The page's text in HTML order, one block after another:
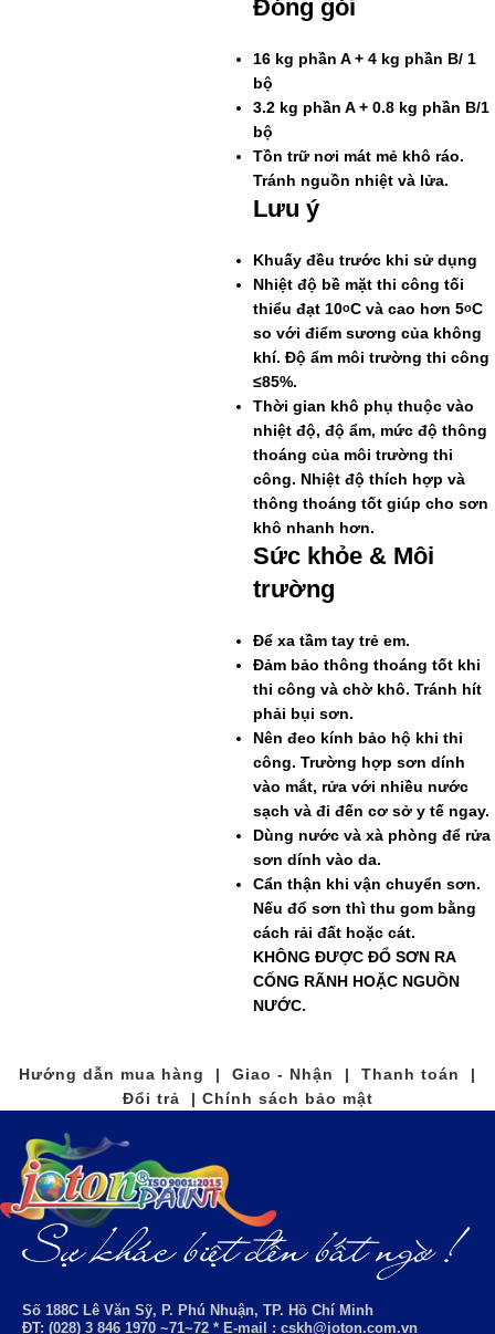
Đóng gói
16 kg phần A + 4 kg phần B/ 1
bộ
3.2 kg phần A + 0.8 kg phần B/1
bộ
Tồn trữ nơi mát mẻ khô ráo.
Tránh nguồn nhiệt và lửa.
Lưu ý
Khuấy đều trước khi sử dụng
Nhiệt độ bề mặt thi công tối
thiểu đạt 10oC và cao hơn 5oC
so với điểm sương của không
khí. Độ ẩm môi trường thi công
≤85%.
Thời gian khô phụ thuộc vào
nhiệt độ, độ ẩm, mức độ thông
thoáng của môi trường thi
công. Nhiệt độ thích hợp và
thông thoáng tốt giúp cho sơn
khô nhanh hơn.
Sức khỏe & Môi
trường
Để xa tầm tay trẻ em.
Đảm bảo thông thoáng tốt khi
thi công và chờ khô. Tránh hít
phải bụi sơn.
Nên đeo kính bảo hộ khi thi
công. Trường hợp sơn dính
vào mắt, rửa với nhiều nước
sạch và đi đến cơ sở y tế ngay.
Dùng nước và xà phòng để rửa
sơn dính vào da.
Cẩn thận khi vận chuyển sơn.
Nếu đổ sơn thì thu gom bằng
cách rải đất hoặc cát.
KHÔNG ĐƯỢC ĐỔ SƠN RA
CỐNG RÃNH HOẶC NGUỒN
NƯỚC.
Hướng dẫn mua hàng | Giao - Nhận | Thanh toán |
Đổi trả | Chính sách bảo mật
Số 188C Lê Văn Sỹ, P. Phú Nhuận, TP. Hồ Chí Minh
ĐT: (028) 3 846 1970 ~71~72 * E-mail : cskh@joton.com.vn